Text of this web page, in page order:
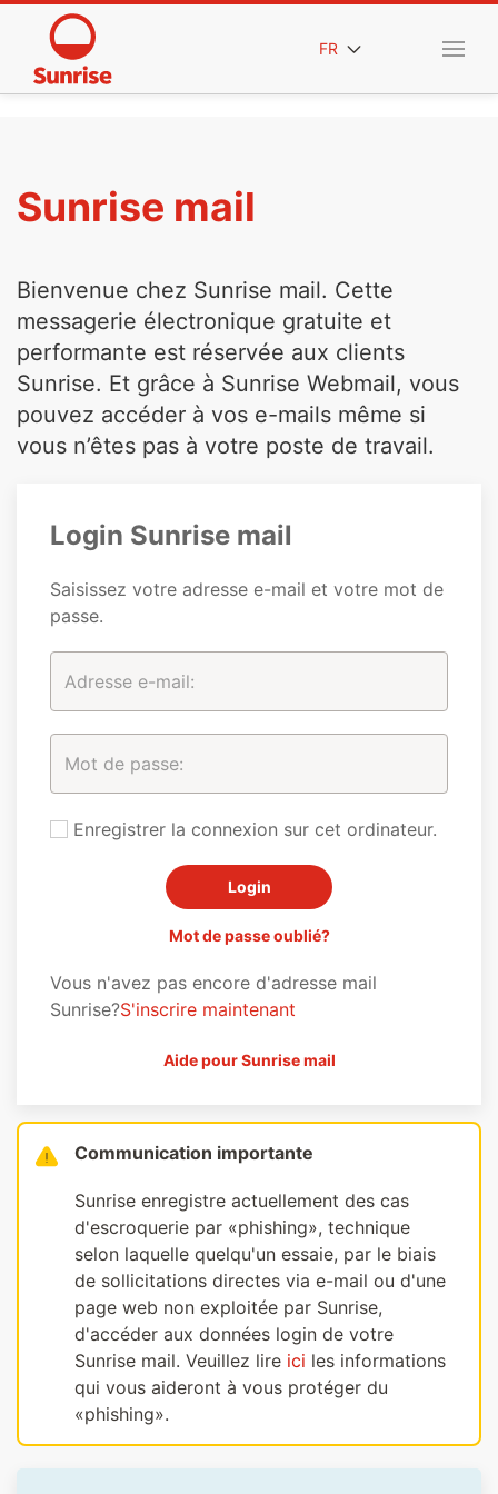
FR
Sunrise mail
Bienvenue chez Sunrise mail. Cette
messagerie électronique gratuite et
performante est réservée aux clients
Sunrise. Et grâce à Sunrise Webmail, vous
pouvez accéder à vos e-mails même si
vous n’êtes pas à votre poste de travail.
Login Sunrise mail
Saisissez votre adresse e-mail et votre mot de
passe.
Enregistrer la connexion sur cet ordinateur.
Mot de passe oublié?
Vous n'avez pas encore d'adresse mail
Sunrise?S'inscrire maintenant
Aide pour Sunrise mail
Communication importante
Sunrise enregistre actuellement des cas
d'escroquerie par «phishing», technique
selon laquelle quelqu'un essaie, par le biais
de sollicitations directes via e-mail ou d'une
page web non exploitée par Sunrise,
d'accéder aux données login de votre
Sunrise mail. Veuillez lire ici les informations
qui vous aideront à vous protéger du
«phishing».